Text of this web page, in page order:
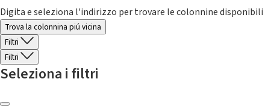
Digita e seleziona l'indirizzo per trovare le colonnine disponibili
Trova la colonnina piú vicina
Filtri
Filtri
Seleziona i filtri